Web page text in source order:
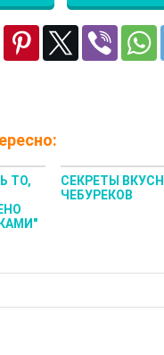
ТО,
СЕКРЕТЫ
ЧЕБУРЕКОВ